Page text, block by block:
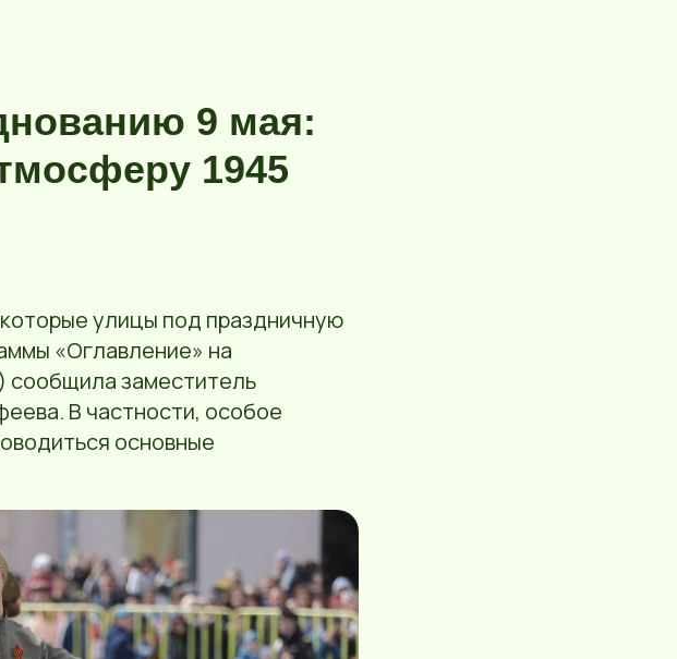
9 мая:
1945
улицы под праздничную
«Оглавление» на
сообщила заместитель
В частности, особое
основные